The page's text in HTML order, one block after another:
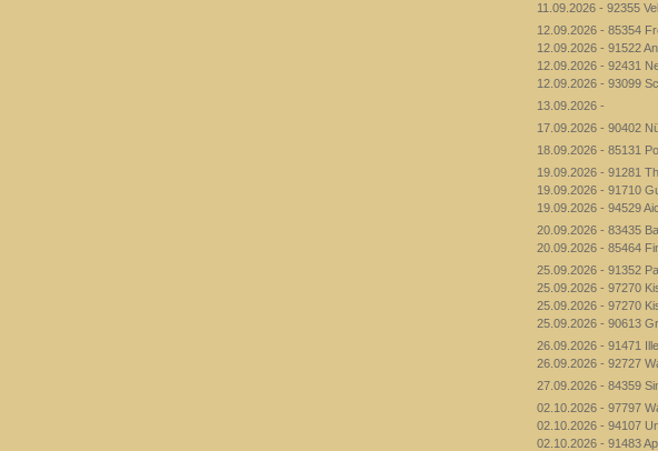
11.09.2026 - 92355
12.09.2026 - 85354
12.09.2026 - 91522
12.09.2026 - 92431
12.09.2026 - 93099
13.09.2026 -
17.09.2026 - 90402
18.09.2026 - 85131
19.09.2026 - 91281
19.09.2026 - 91710
19.09.2026 - 94529
20.09.2026 - 83435
20.09.2026 - 85464
25.09.2026 - 91352
25.09.2026 - 97270
25.09.2026 - 97270
25.09.2026 - 90613
26.09.2026 - 91471
26.09.2026 - 92727
27.09.2026 - 84359
02.10.2026 - 97797
02.10.2026 - 94107
02.10.2026 - 91483